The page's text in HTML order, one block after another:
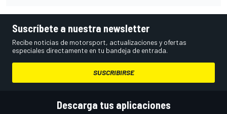
Suscríbete a nuestra newsletter
Recibe noticias de motorsport, actualizaciones y ofertas
especiales directamente en tu bandeja de entrada.
SUSCRIBIRSE
Descarga tus aplicaciones